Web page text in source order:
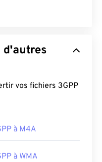
fichiers 3GPP
à M4A
à WMA